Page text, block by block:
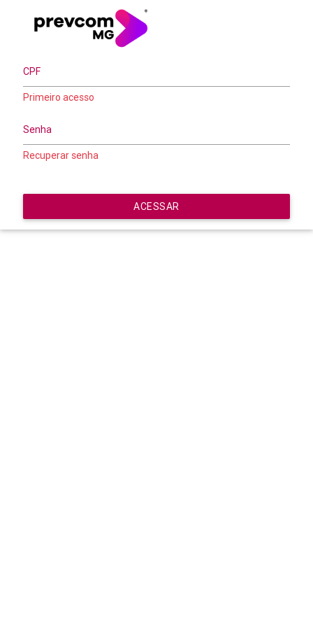
Primeiro acesso
Recuperar senha
ACESSAR